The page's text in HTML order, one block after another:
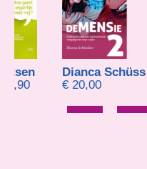
Dianca Schüssler
€20,00